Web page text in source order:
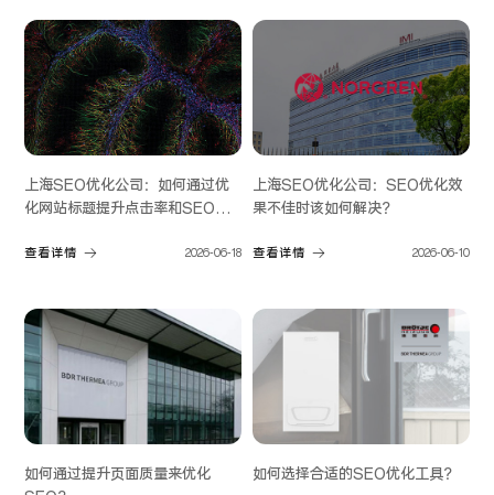
上海SEO优化公司：如何通过优
化网站标题提升点击率和SEO效
查看详情 2026-06-18
上海SEO优化公司：SEO优化效
果不佳时该如何解决？
查看详情 2026-06-10
如何通过提升页面质量来优化
如何选择合适的SEO优化工具？